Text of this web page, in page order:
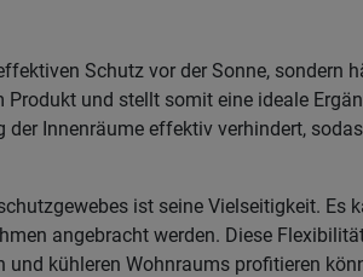
Schutz vor der Sonne, sondern
und stellt somit eine ideale
Innenräume effektiv verhindert,
ist seine Vielseitigkeit.
angebracht werden. Diese
kühleren Wohnraums profitieren